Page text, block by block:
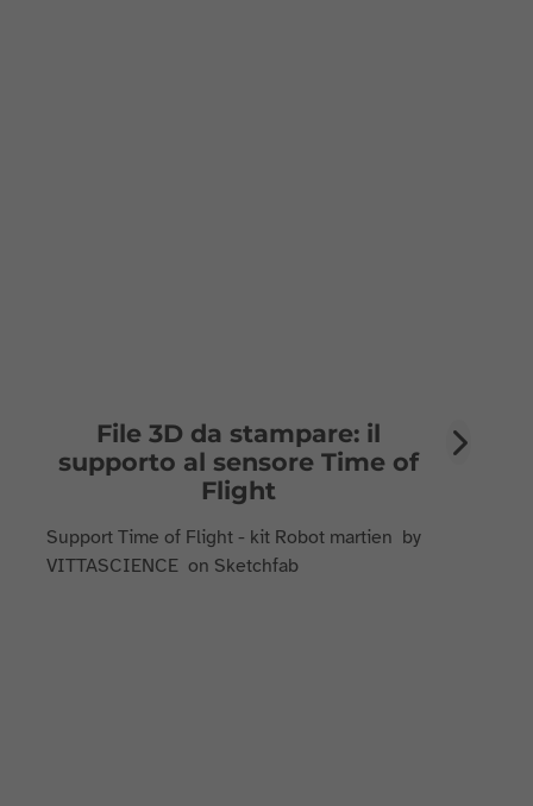
File 3D da stampare: il
supporto al sensore Time of
Flight
Support Time of Flight - kit Robot martien by
VITTASCIENCE on Sketchfab